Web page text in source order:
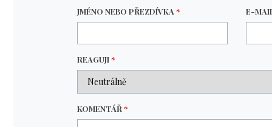
JMÉNO NEBO PŘEZDÍVKA* E-
REAGUJI*
KOMENTÁŘ*